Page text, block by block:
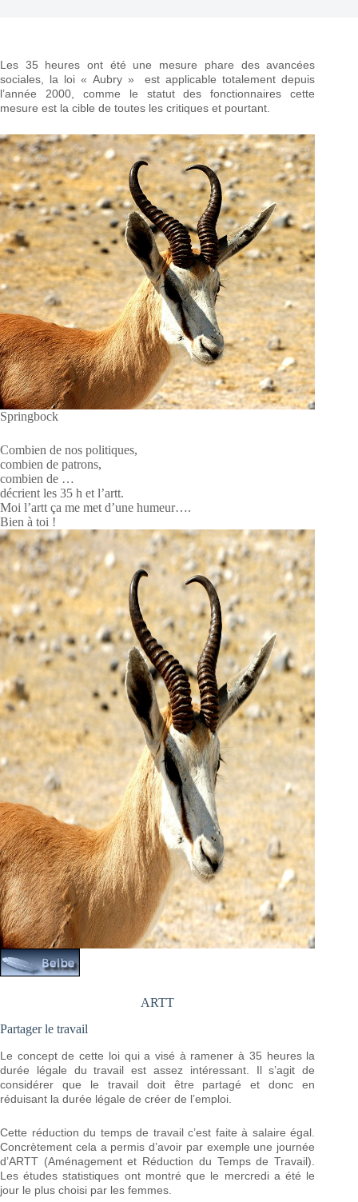
Les 35 heures ont été une mesure phare des avancées
sociales, la loi « Aubry » est applicable totalement depuis
l’année 2000, comme le statut des fonctionnaires cette
mesure est la cible de toutes les critiques et pourtant.
Springbock
Combien de nos politiques,
combien de patrons,
combien de …
décrient les 35 h et l’artt.
Moi l’artt ça me met d’une humeur….
Bien à toi !
ARTT
Partager le travail
Le concept de cette loi qui a visé à ramener à 35 heures la
durée légale du travail est assez intéressant. Il s’agit de
considérer que le travail doit être partagé et donc en
réduisant la durée légale de créer de l’emploi.
Cette réduction du temps de travail c’est faite à salaire égal.
Concrètement cela a permis d’avoir par exemple une journée
d’ARTT (Aménagement et Réduction du Temps de Travail).
Les études statistiques ont montré que le mercredi a été le
jour le plus choisi par les femmes.